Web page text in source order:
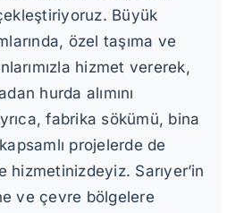
Büyük
özel taşıma ve
hizmet vererek,
hurda alımını
fabrika sökümü, bina
projelerde de
hizmetinizdeyiz. Sarıyer’in
ve çevre bölgelere